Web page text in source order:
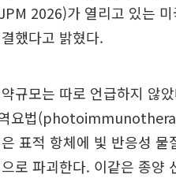
2026)가 열리고 있는
했다고 밝혔다.
규모는 따로 언급하지 않
요법
표적 항체에 빛 반응성
로 파괴한다. 이같은 종양